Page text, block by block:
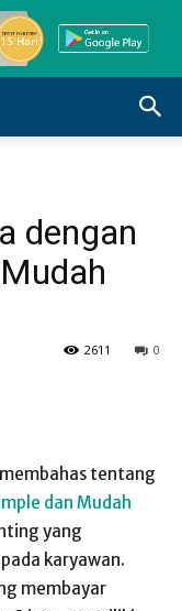
dengan
0
2611
tentang
dan Mudah
yang
karyawan.
membayar